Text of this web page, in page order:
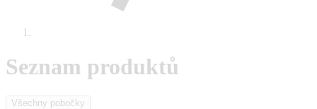
Seznam produktů
Všechny pobočky